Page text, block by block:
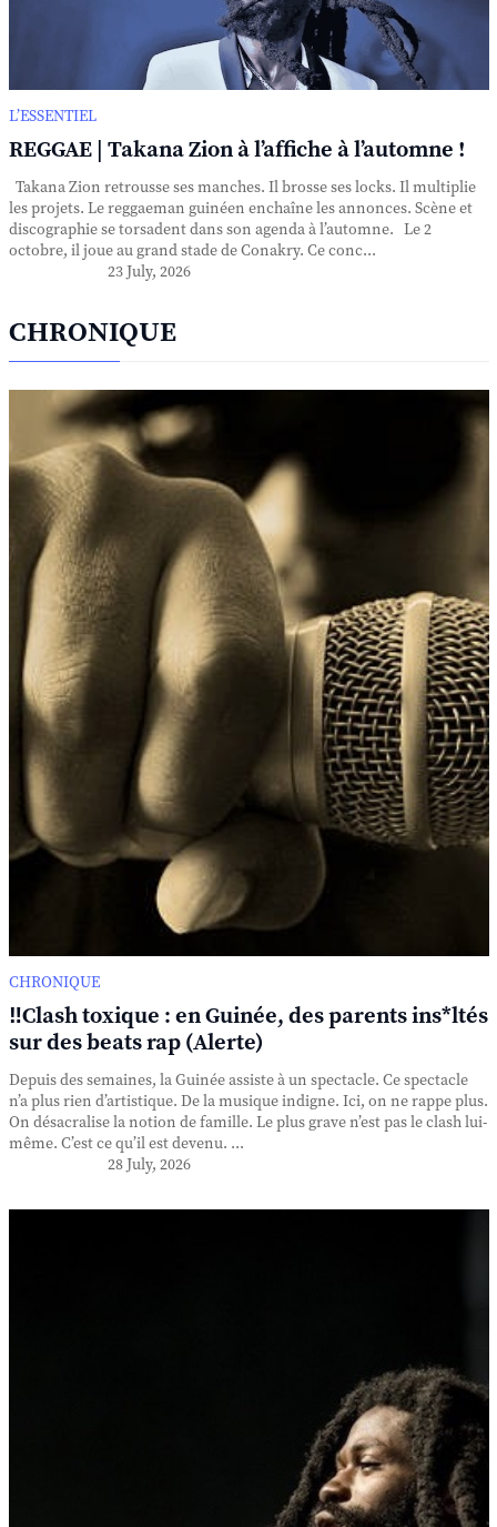
L’ESSENTIEL
REGGAE | Takana Zion à l’affiche à l’automne !
Takana Zion retrousse ses manches. Il brosse ses locks. Il multiplie
les projets. Le reggaeman guinéen enchaîne les annonces. Scène et
discographie se torsadent dans son agenda à l’automne. Le 2
octobre, il joue au grand stade de Conakry. Ce conc...
23 July, 2026
CHRONIQUE
CHRONIQUE
‼️Clash toxique : en Guinée, des parents ins*ltés
sur des beats rap (Alerte)
Depuis des semaines, la Guinée assiste à un spectacle. Ce spectacle
n’a plus rien d’artistique. De la musique indigne. Ici, on ne rappe plus.
On désacralise la notion de famille. Le plus grave n’est pas le clash lui-
même. C’est ce qu’il est devenu. ...
28 July, 2026